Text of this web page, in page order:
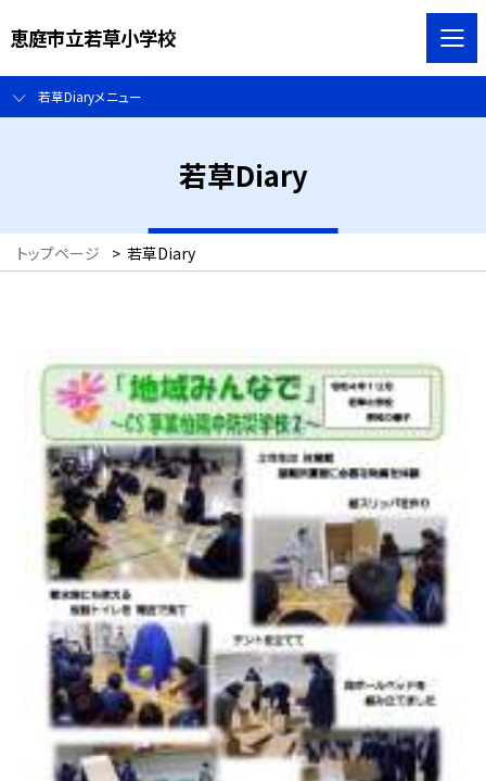
恵庭市立若草小学校
若草Diaryメニュー
若草Diary
トップページ > 若草Diary